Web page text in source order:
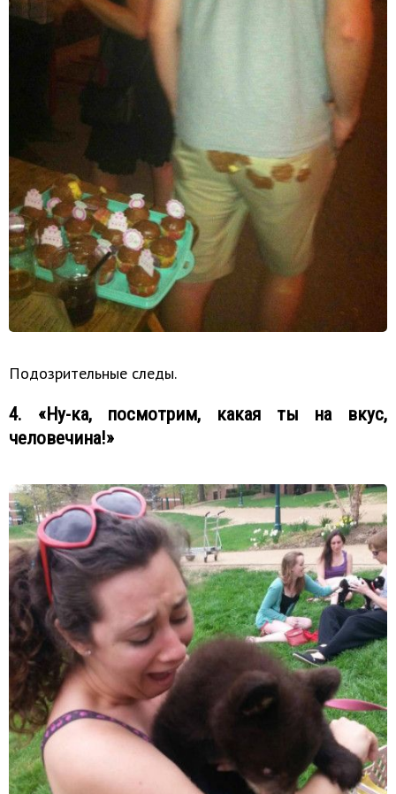
Подозрительные следы.
4. «Ну-ка, посмотрим, какая ты на вкус,
человечина!»